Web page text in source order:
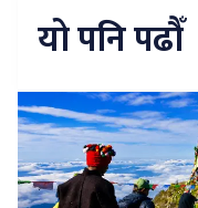
यो पनि पढौँ